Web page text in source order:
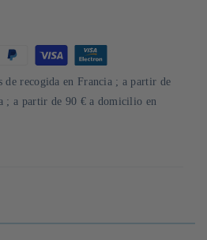
recogida en Francia ; a partir de
; a partir de 90 € a domicilio en